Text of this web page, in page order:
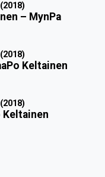
– MynPa
Keltainen
Keltainen